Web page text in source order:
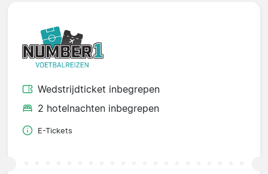
Wedstrijdticket inbegrepen
2 hotelnachten inbegrepen
E-Tickets